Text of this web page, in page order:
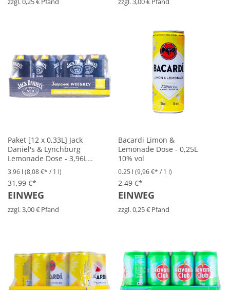
Paket [12 x 0,33L] Jack
Daniel's & Lynchburg
Lemonade Dose - 3,96L
10% vol
3.96 l (8,08 €* / 1 l)
31,99 €*
EINWEG
zzgl. 3,00 € Pfand
Bacardi Limon &
Lemonade Dose - 0,25L
10% vol
0.25 l (9,96 €* / 1 l)
2,49 €*
EINWEG
zzgl. 0,25 € Pfand